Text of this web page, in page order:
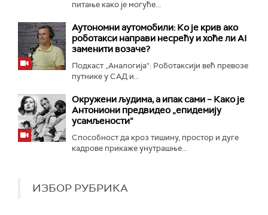
питање како је могуће...
Аутономни аутомобили: Ко је крив ако
роботакси направи несрећу и хоће ли AI
заменити возаче?
Подкаст „Аналогија“: Роботаксији већ превозе
путнике у САД и...
Окружени људима, а ипак сами – Како је
Антониони предвидео „епидемију
усамљености“
Способност да кроз тишину, простор и дуге
кадрове прикаже унутрашње...
ИЗБОР РУБРИКА